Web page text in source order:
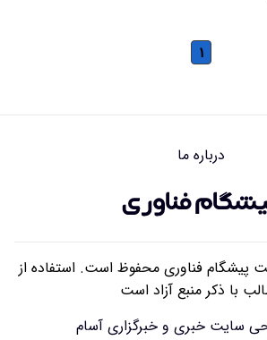
۱
درباره ما
پیشگام فناوری محفوظ است. استفاده از
با ذکر منبع آزاد است
سایت خبری و خبرگزاری آسام